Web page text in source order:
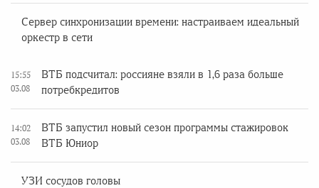
Сервер синхронизации времени: настраиваем идеальный
оркестр в сети
15:55
03.08
ВТБ подсчитал: россияне взяли в 1,6 раза больше
потребкредитов
14:02
03.08
ВТБ запустил новый сезон программы стажировок
ВТБ Юниор
УЗИ сосудов головы